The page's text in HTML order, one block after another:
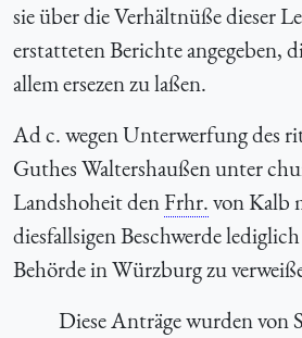
sie über die Verhältnüße dieser
erstatteten Berichte angegeben,
allem ersezen zu laßen.
Ad c. wegen Unterwerfung des
Guthes Waltershaußen unter
Landshoheit denFrhr.von Kalb
diesfallsigen Beschwerde
Behörde in Würzburg zu
Diese Anträge wurden von